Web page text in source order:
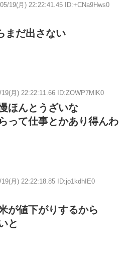
19(月) 22:22:41.45 ID:+CNa9Hws0
まだ出さない
19(月) 22:22:11.66 ID:ZOWP7MlK0
ほんとうざいな
って仕事とかあり得んわ
19(月) 22:22:18.85 ID:jo1kdhIE0
が値下がりするから
と